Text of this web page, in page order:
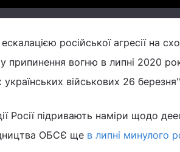
російської агресії на
вогню в липні 2020
військових 26
Росії підривають наміри щодо
ОБСЄ ще в липні минулого